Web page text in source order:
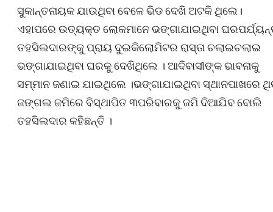
ସୁକାନ୍ତନାୟକ ଯାଉଥିବା ବେଳେ ଭିଡ ଦେଖି ଅଟକି ଥିଲେ।
ଏହାପରେ ଉତ୍ୟକ୍ତ ଲୋକମାନେ ଭଙ୍ଗାଯାଇଥିବା
ତହସିଲଦାରଙ୍କୁ ପ୍ରାୟ ଦୁଇକିଲୋମିଟର ରାସ୍ତା ଚଲାଇଚଲାଇ
ଭଙ୍ଗାଯାଇଥିବା ଘରକୁ ଦେଖିଥିଲେ । ଆଦିବାସୀଙ୍କ ଭାବନାକୁ
ସମ୍ମାନ ଜଣାଇ ଯାଇଥିଲେ ।ଭଙ୍ଗାଯାଇଥିବା ସ୍ଥାନପାଖରେ
ଜଙ୍ଗଲ ଜମିରେ ବିସ୍ଥାପିତ ୩ପରିବାରକୁ ଜମି ଦିଆଯିବ ବୋଲି
ତହସିଲଦାର କହିଛନ୍ତି ।